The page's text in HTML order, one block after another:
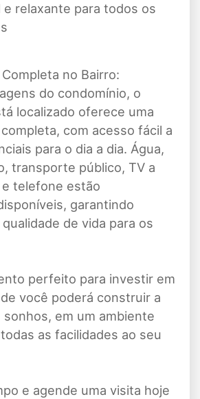
e relaxante para todos os
no Bairro:
do condomínio, o
localizado oferece uma
com acesso fácil a
para o dia a dia. Água,
transporte público, TV a
telefone estão
garantindo
de vida para os
perfeito para investir em
você poderá construir a
sonhos, em um ambiente
as facilidades ao seu
e agende uma visita hoje